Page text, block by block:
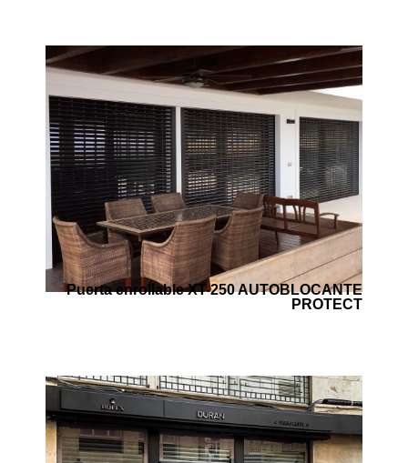
Puerta enrollable XT-250 AUTOBLOCANTE
PROTECT